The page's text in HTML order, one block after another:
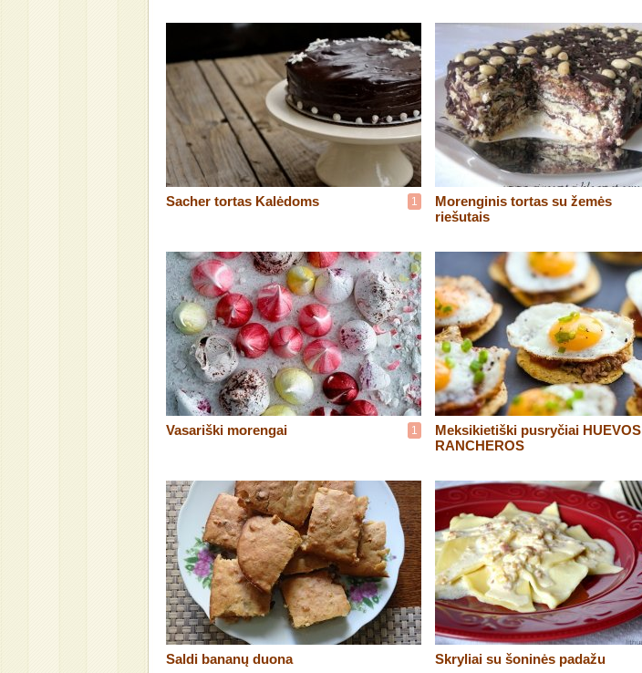
Sacher tortas Kalėdoms 1
Morenginis tortas su žemės
riešutais
Vasariški morengai 1
Meksikietiški pusryčiai HUEVOS
RANCHEROS
Saldi bananų duona Skryliai su šoninės padažu